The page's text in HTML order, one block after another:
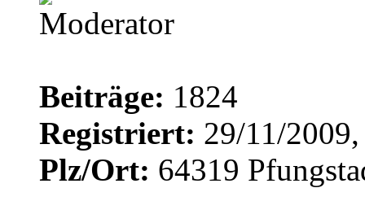
Beiträge: 1824
Registriert: 29/11/
Plz/Ort: 64319